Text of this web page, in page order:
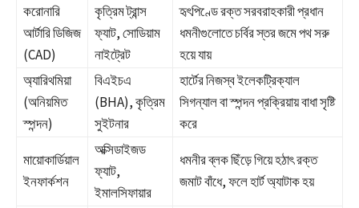
করোনারি
আর্টারি ডিজিজ
(CAD)
কৃত্রিম ট্রান্স
ফ্যাট, সোডিয়াম
নাইট্রেট
হৃৎপিণ্ডে রক্ত সরবরাহকারী প্রধান
ধমনীগুলোতে চর্বির স্তর জমে পথ সরু
হয়ে যায়
অ্যারিথমিয়া
(অনিয়মিত
স্পন্দন)
বিএইচএ
(BHA), কৃত্রিম
সুইটনার
হার্টের নিজস্ব ইলেকট্রিক্যাল
সিগন্যাল বা স্পন্দন প্রক্রিয়ায় বাধা সৃষ্টি
করে
মায়োকার্ডিয়াল
ইনফার্কশন
অক্সিডাইজড
ফ্যাট,
ইমালসিফায়ার
ধমনীর ব্লক ছিঁড়ে গিয়ে হঠাৎ রক্ত
জমাট বাঁধে, ফলে হার্ট অ্যাটাক হয়